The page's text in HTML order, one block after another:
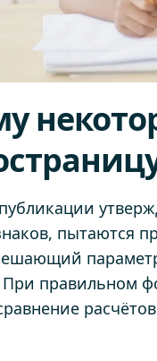
пытаются
правильном